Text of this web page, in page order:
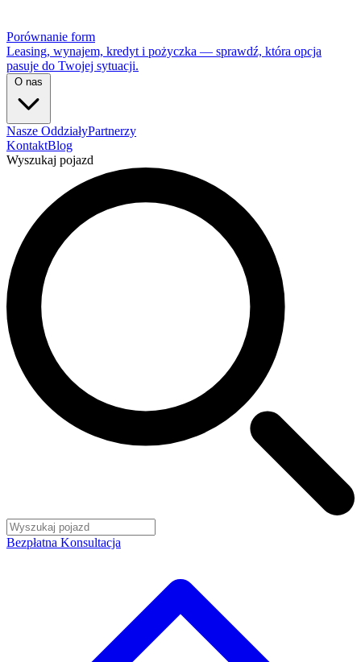
Porównanie form
Leasing, wynajem, kredyt i pożyczka — sprawdź, która opcja
pasuje do Twojej sytuacji.
O nas
Nasze OddziałyPartnerzy
KontaktBlog
Wyszukaj pojazd
Bezpłatna Konsultacja